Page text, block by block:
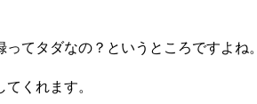
てタダなの？というところですよね。
くれます。